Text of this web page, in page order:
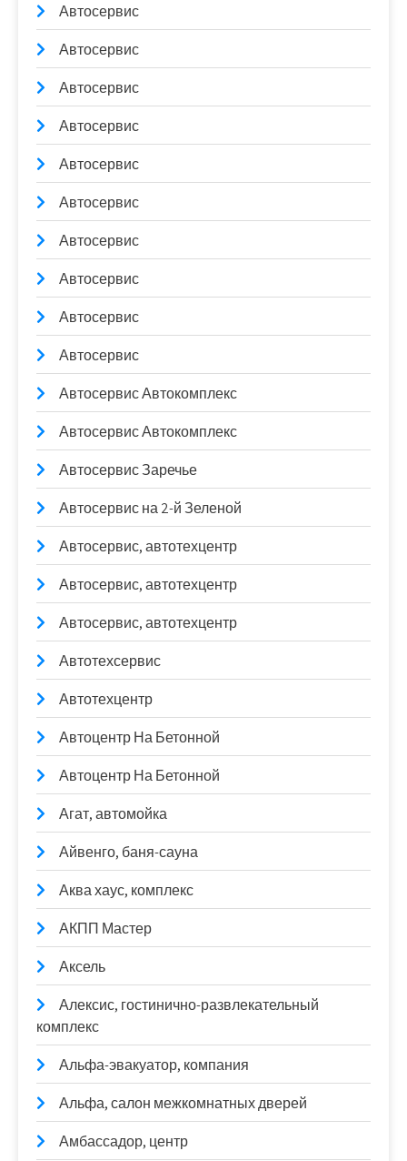
Автосервис
Автосервис
Автосервис
Автосервис
Автосервис
Автосервис
Автосервис
Автосервис
Автосервис
Автосервис
Автосервис Автокомплекс
Автосервис Автокомплекс
Автосервис Заречье
Автосервис на 2-й Зеленой
Автосервис, автотехцентр
Автосервис, автотехцентр
Автосервис, автотехцентр
Автотехсервис
Автотехцентр
Автоцентр На Бетонной
Автоцентр На Бетонной
Агат, автомойка
Айвенго, баня-сауна
Аква хаус, комплекс
АКПП Мастер
Аксель
Алексис, гостинично-развлекательный
комплекс
Альфа-эвакуатор, компания
Альфа, салон межкомнатных дверей
Амбассадор, центр